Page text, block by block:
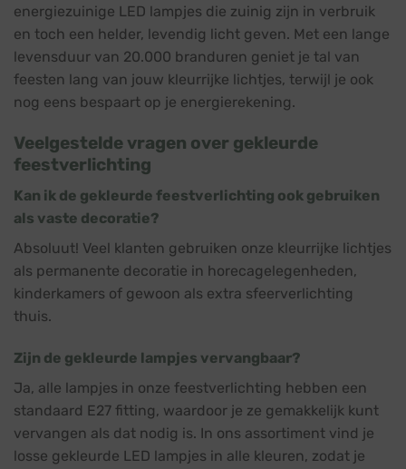
energiezuinige LED lampjes die zuinig zijn in verbruik
en toch een helder, levendig licht geven. Met een lange
levensduur van 20.000 branduren geniet je tal van
feesten lang van jouw kleurrijke lichtjes, terwijl je ook
nog eens bespaart op je energierekening.
Veelgestelde vragen over gekleurde
feestverlichting
Kan ik de gekleurde feestverlichting ook gebruiken
als vaste decoratie?
Absoluut! Veel klanten gebruiken onze kleurrijke lichtjes
als permanente decoratie in horecagelegenheden,
kinderkamers of gewoon als extra sfeerverlichting
thuis.
Zijn de gekleurde lampjes vervangbaar?
Ja, alle lampjes in onze feestverlichting hebben een
standaard E27 fitting, waardoor je ze gemakkelijk kunt
vervangen als dat nodig is. In ons assortiment vind je
losse gekleurde LED lampjes in alle kleuren, zodat je